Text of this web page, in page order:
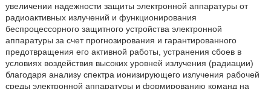
увеличении надежности защиты электронной аппаратуры от
радиоактивных излучений и функционирования
беспроцессорного защитного устройства электронной
аппаратуры за счет прогнозирования и гарантированного
предотвращения его активной работы, устранения сбоев в
условиях воздействия высоких уровней излучения (радиации)
благодаря анализу спектра ионизирующего излучения рабочей
среды электронной аппаратуры и формированию команд на